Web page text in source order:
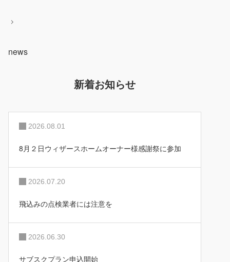
投
ゲ
news
新着お知らせ
2026.08.01
8月２日ウィザースホームオーナー様感謝祭に参加
2026.07.20
飛込みの点検業者には注意を
2026.06.30
サブスクプラン申込開始